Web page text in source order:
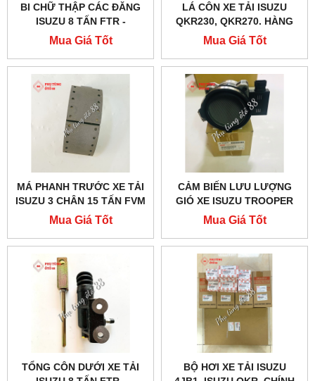
BI CHỮ THẬP CÁC ĐĂNG
ISUZU 8 TẤN FTR -
1373001021
Mua Giá Tốt
LÁ CÔN XE TẢI ISUZU
QKR230, QKR270. HÀNG
CHÍNH HÃNG
Mua Giá Tốt
MÁ PHANH TRƯỚC XE TẢI
ISUZU 3 CHÂN 15 TẤN FVM
CẢ XƯƠNG - 1471703160
Mua Giá Tốt
CẢM BIẾN LƯU LƯỢNG
GIÓ XE ISUZU TROOPER
CHÍNH HÃNG - 8251668461
Mua Giá Tốt
TỔNG CÔN DƯỚI XE TẢI
BỘ HƠI XE TẢI ISUZU